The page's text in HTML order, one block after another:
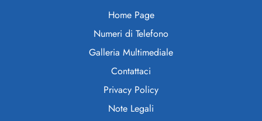
Home Page
Numeri di Telefono
Galleria Multimediale
Contattaci
Privacy Policy
Note Legali